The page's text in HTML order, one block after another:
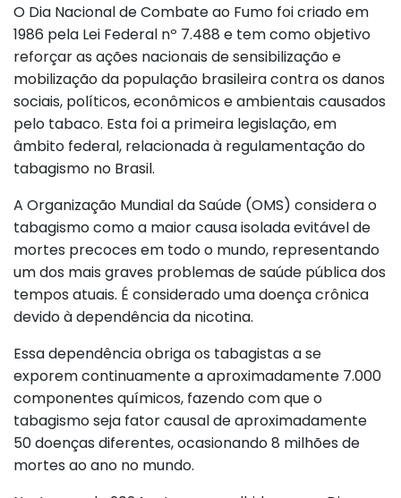
O Dia Nacional de Combate ao Fumo foi criado em
1986 pela Lei Federal nº 7.488 e tem como objetivo
reforçar as ações nacionais de sensibilização e
mobilização da população brasileira contra os danos
sociais, políticos, econômicos e ambientais causados
pelo tabaco. Esta foi a primeira legislação, em
âmbito federal, relacionada à regulamentação do
tabagismo no Brasil.
A Organização Mundial da Saúde (OMS) considera o
tabagismo como a maior causa isolada evitável de
mortes precoces em todo o mundo, representando
um dos mais graves problemas de saúde pública dos
tempos atuais. É considerado uma doença crônica
devido à dependência da nicotina.
Essa dependência obriga os tabagistas a se
exporem continuamente a aproximadamente 7.000
componentes químicos, fazendo com que o
tabagismo seja fator causal de aproximadamente
50 doenças diferentes, ocasionando 8 milhões de
mortes ao ano no mundo.